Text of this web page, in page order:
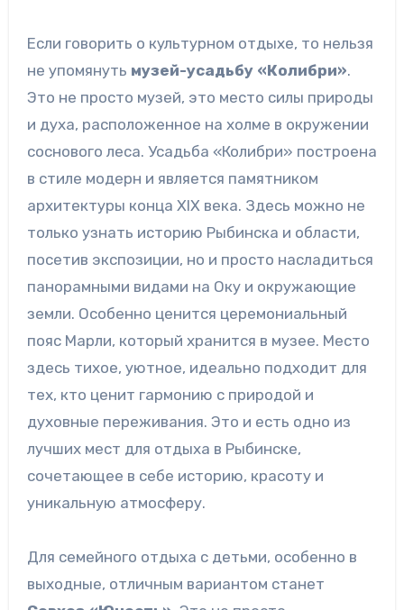
Если говорить о культурном отдыхе, то нельзя
не упомянуть музей-усадьбу «Колибри».
Это не просто музей, это место силы природы
и духа, расположенное на холме в окружении
соснового леса. Усадьба «Колибри» построена
в стиле модерн и является памятником
архитектуры конца XIX века. Здесь можно не
только узнать историю Рыбинска и области,
посетив экспозиции, но и просто насладиться
панорамными видами на Оку и окружающие
земли. Особенно ценится церемониальный
пояс Марли, который хранится в музее. Место
здесь тихое, уютное, идеально подходит для
тех, кто ценит гармонию с природой и
духовные переживания. Это и есть одно из
лучших мест для отдыха в Рыбинске,
сочетающее в себе историю, красоту и
уникальную атмосферу.
Для семейного отдыха с детьми, особенно в
выходные, отличным вариантом станет